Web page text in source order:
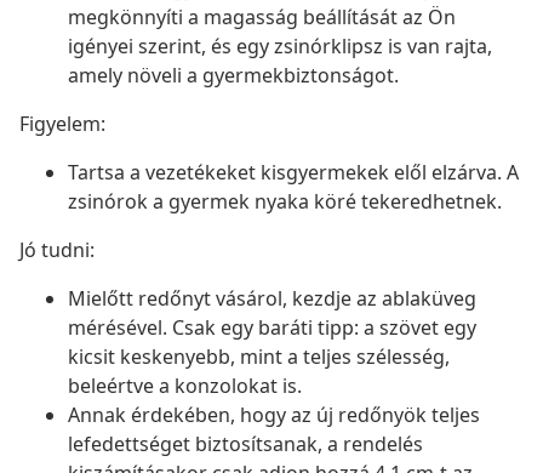
megkönnyíti a magasság beállítását az Ön
igényei szerint, és egy zsinórklipsz is van rajta,
amely növeli a gyermekbiztonságot.
Figyelem:
Tartsa a vezetékeket kisgyermekek elől elzárva. A
zsinórok a gyermek nyaka köré tekeredhetnek.
Jó tudni:
Mielőtt redőnyt vásárol, kezdje az ablaküveg
mérésével. Csak egy baráti tipp: a szövet egy
kicsit keskenyebb, mint a teljes szélesség,
beleértve a konzolokat is.
Annak érdekében, hogy az új redőnyök teljes
lefedettséget biztosítsanak, a rendelés